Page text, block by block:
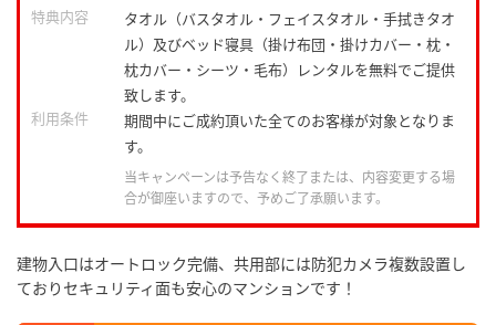
特典内容
タオル（バスタオル・フェイスタオル・手拭きタオ
ル）及びベッド寝具（掛け布団・掛けカバー・枕・
枕カバー・シーツ・毛布）レンタルを無料でご提供
致します。
利用条件
期間中にご成約頂いた全てのお客様が対象となりま
す。
当キャンペーンは予告なく終了または、内容変更する場
合が御座いますので、予めご了承願います。
建物入口はオートロック完備、共用部には防犯カメラ複数設置し
ておりセキュリティ面も安心のマンションです！